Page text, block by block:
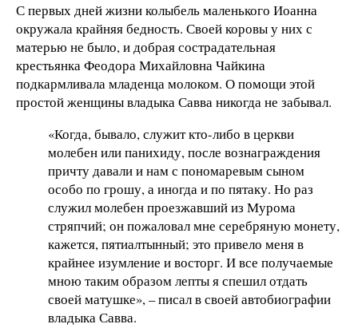
С первых дней жизни колыбель маленького Иоанна
окружала крайняя бедность. Своей коровы у них с
матерью не было, и добрая сострадательная
крестьянка Феодора Михайловна Чайкина
подкармливала младенца молоком. О помощи этой
простой женщины владыка Савва никогда не забывал.
«Когда, бывало, служит кто-либо в церкви
молебен или панихиду, после вознаграждения
причту давали и нам с пономаревым сыном
особо по грошу, а иногда и по пятаку. Но раз
служил молебен проезжавший из Мурома
стряпчий; он пожаловал мне серебряную монету,
кажется, пятиалтынный; это привело меня в
крайнее изумление и восторг. И все получаемые
мною таким образом лепты я спешил отдать
своей матушке», – писал в своей автобиографии
владыка Савва.